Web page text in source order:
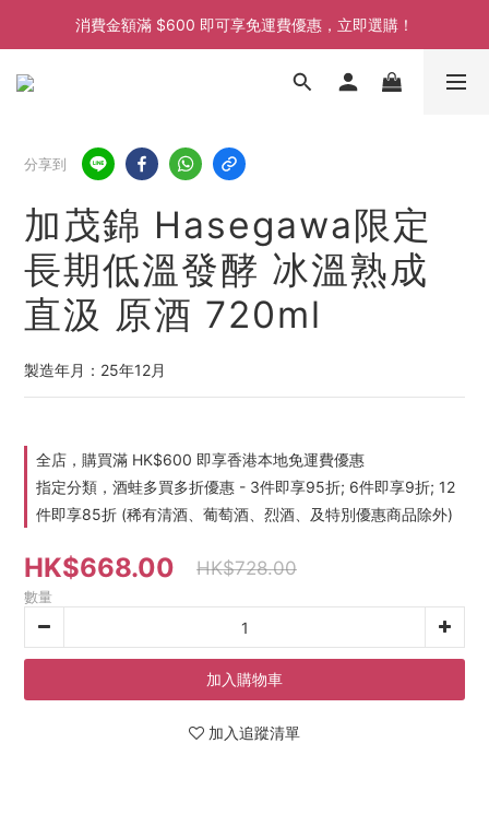
消費金額滿 $600 即可享免運費優惠，立即選購！
消費金額滿 $600 即可享免運費優惠，立即選購！
消費金額滿 $600 即可享免運費優惠，立即選購！
分享到
加茂錦 Hasegawa限定
長期低溫發酵 冰溫熟成
直汲 原酒 720ml
製造年月：25年12月
全店，購買滿 HK$600 即享香港本地免運費優惠
指定分類，酒蛙多買多折優惠 - 3件即享95折; 6件即享9折; 12
件即享85折 (稀有清酒、葡萄酒、烈酒、及特別優惠商品除外)
HK$668.00 HK$728.00
數量
加入購物車
加入追蹤清單